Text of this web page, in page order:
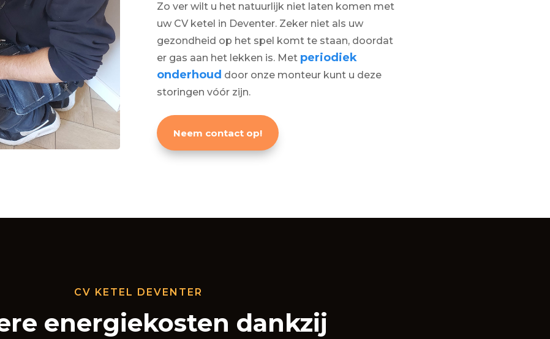
Zo ver wilt u het natuurlijk niet laten komen met
uw CV ketel in Deventer. Zeker niet als uw
gezondheid op het spel komt te staan, doordat
er gas aan het lekken is. Met periodiek
onderhoud door onze monteur kunt u deze
storingen vóór zijn.
Neem contact op!
CV KETEL DEVENTER
energiekosten dankzij